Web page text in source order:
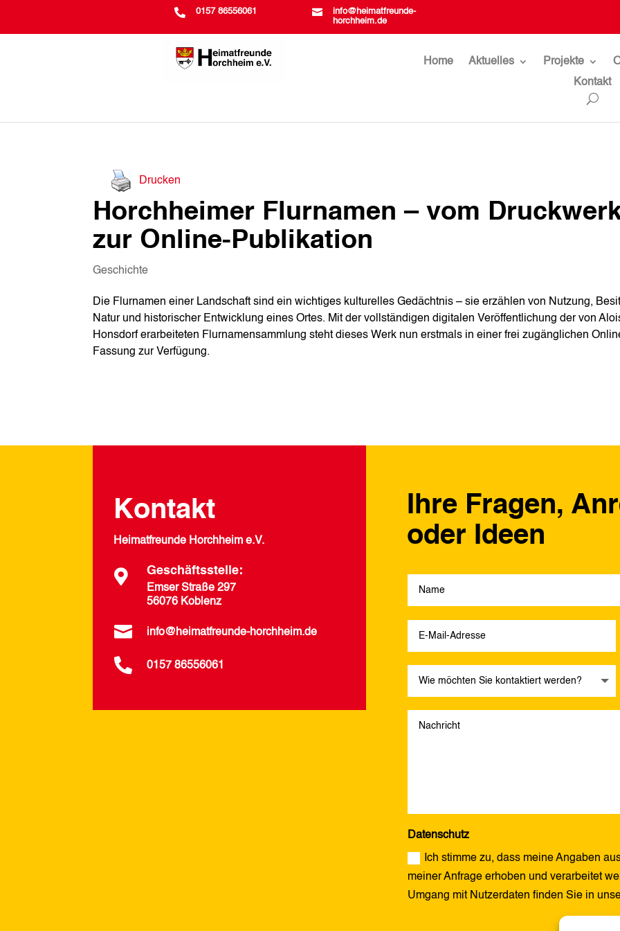
 0157 86556061 
info@heimatfreunde-
horchheim.de
Home Aktuelles Projekte
Kontakt
Drucken
Horchheimer Flurnamen – vom
zur Online-Publikation
Geschichte
Die Flurnamen einer Landschaft sind ein wichtiges kulturelles Gedächtnis – sie erzählen von Nutzung,
Natur und historischer Entwicklung eines Ortes. Mit der vollständigen digitalen Veröffentlichung der von
Honsdorf erarbeiteten Flurnamensammlung steht dieses Werk nun erstmals in einer frei zugänglichen
Fassung zur Verfügung.
Kontakt
Heimatfreunde Horchheim e.V.
 Geschäftsstelle:
Emser Straße 297
56076 Koblenz
 info@heimatfreunde-horchheim.de
 0157 86556061
Ihre Fragen,
oder Ideen
Datenschutz
Ich stimme zu, dass meine Angaben
meiner Anfrage erhoben und verarbeitet
Umgang mit Nutzerdaten finden Sie in